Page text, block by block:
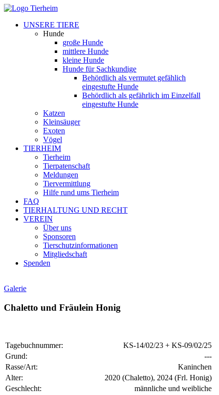
UNSERE TIERE
Hunde
große Hunde
mittlere Hunde
kleine Hunde
Hunde für Sachkundige
Behördlich als vermutet gefählich
eingestufte Hunde
Behördlich als gefährlich im Einzelfall
eingestufte Hunde
Katzen
Kleinsäuger
Exoten
Vögel
TIERHEIM
Tierheim
Tierpatenschaft
Meldungen
Tiervermittlung
Hilfe rund ums Tierheim
FAQ
TIERHALTUNG UND RECHT
VEREIN
Über uns
Sponsoren
Tierschutzinformationen
Mitgliedschaft
Spenden
Galerie
Chaletto und Fräulein Honig
Tagebuchnummer:
KS-14/02/23 + KS-09/02/25
Grund:
---
Rasse/Art:
Kaninchen
Alter:
2020 (Chaletto), 2024 (Frl. Honig)
Geschlecht:
männliche und weibliche